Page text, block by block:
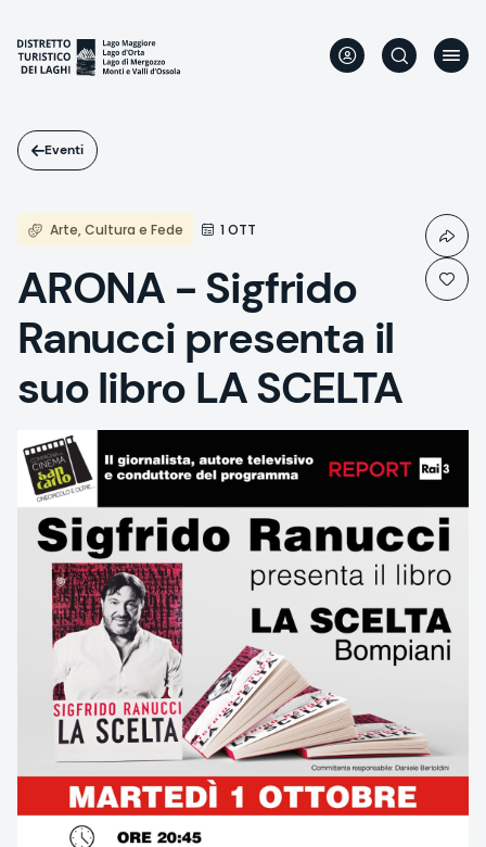
contenuto
principale
Eventi
Arte, Cultura e Fede 1 OTT
ARONA - Sigfrido
Ranucci presenta il
suo libro LA SCELTA